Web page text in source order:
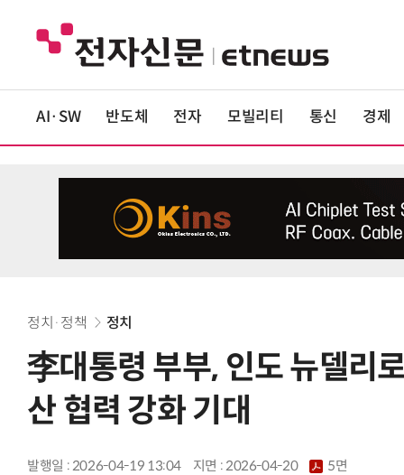
AI·SW 반도체 전자 모빌리티 통신 경제
정치·정책 정치
李대통령 부부, 인도 뉴델리
산 협력 강화 기대
발행일 : 2026-04-19 13:04 지면 :2026-04-20 5면